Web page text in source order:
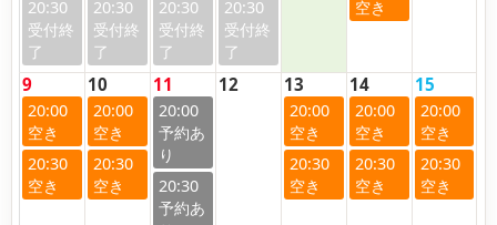
20:30 20:30 20:30 20:30
9
20:00
20:30
10
20:00
20:30
11
20:00
20:30
12 13
20:00
20:30
14
20:00
20:30
15
20:00
20:30